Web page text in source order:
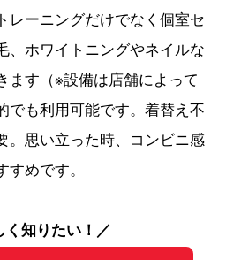
レーニングだけでなく個室セ
、ホワイトニングやネイルな
ます（※設備は店舗によって
でも利用可能です。着替え不
。思い立った時、コンビニ感
めです。
く知りたい！／